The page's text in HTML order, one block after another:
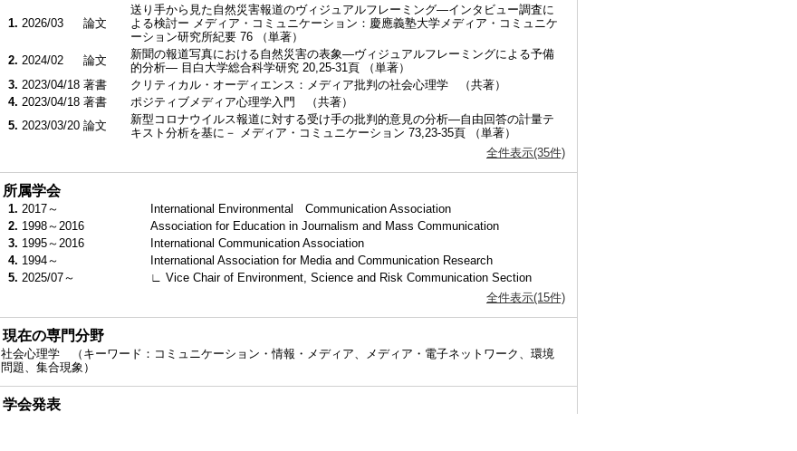
1. 2026/03 論文
送り手から見た自然災害報道のヴィジュアルフレーミング―インタビュー調査に
よる検討ー メディア・コミュニケーション：慶應義塾大学メディア・コミュニケ
ーション研究所紀要 76 （単著）
2. 2024/02 論文
新聞の報道写真における自然災害の表象―ヴィジュアルフレーミングによる予備
的分析― 目白大学総合科学研究 20,25-31頁 （単著）
3. 2023/04/18 著書
クリティカル・オーディエンス：メディア批判の社会心理学 （共著）
4. 2023/04/18 著書
ポジティブメディア心理学入門 （共著）
5. 2023/03/20 論文
新型コロナウイルス報道に対する受け手の批判的意見の分析―自由回答の計量テ
キスト分析を基に－ メディア・コミュニケーション 73,23-35頁 （単著）
全件表示(35件)
所属学会
1. 2017～
International Environmental Communication Association
2. 1998～2016
Association for Education in Journalism and Mass Communication
3. 1995～2016
International Communication Association
4. 1994～
International Association for Media and Communication Research
5. 2025/07～
∟ Vice Chair of Environment, Science and Risk Communication Section
全件表示(15件)
現在の専門分野
社会心理学 （キーワード：コミュニケーション・情報・メディア、メディア・電子ネットワーク、環境
問題、集合現象）
学会発表